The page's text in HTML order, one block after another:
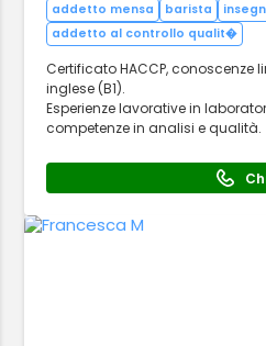
addetto mensa
barista
addetto al controllo qualit�
Certificato HACCP, conoscenze
inglese (B1).
Esperienze lavorative in
competenze in analisi e qualità.